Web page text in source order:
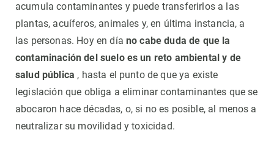
acumula contaminantes y puede transferirlos a las
plantas, acuíferos, animales y, en última instancia, a
las personas. Hoy en díano cabe duda de que la
contaminación del suelo es un reto ambiental y de
salud pública , hasta el punto de que ya existe
legislación que obliga a eliminar contaminantes que se
abocaron hace décadas, o, si no es posible, al menos a
neutralizar su movilidad y toxicidad.